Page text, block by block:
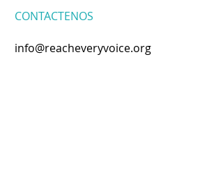
CONTACTENOS
info@reacheveryvoice.org